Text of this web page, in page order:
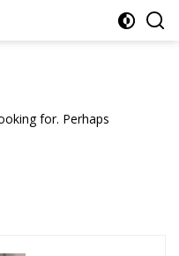
for. Perhaps